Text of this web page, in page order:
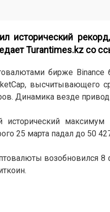
исторический
Turantimes.kz со
бирже
Динамика везде
исторический
25 марта падал до 50
возобновился 8